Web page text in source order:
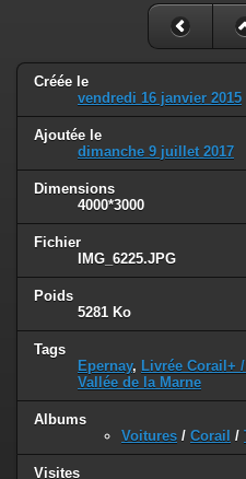
Créée le
vendredi 16 janvier 2015
Ajoutée le
dimanche 9 juillet 2017
Dimensions
4000*3000
Fichier
IMG_6225.JPG
Poids
5281 Ko
Tags
Epernay, Livrée Corail+
Vallée de la Marne
Albums
Voitures / Corail /
Visites